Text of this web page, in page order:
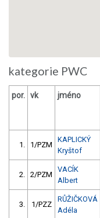
kategorie PWC
por. vk jméno
1. 1/PZM
KAPLICKÝ
Kryštof
2. 2/PZM
VACÍK
Albert
3. 1/PZZ
RŮŽIČKOVÁ
Adéla